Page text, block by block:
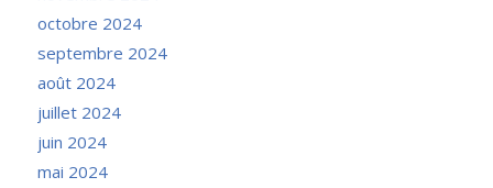
octobre 2024
septembre 2024
août 2024
juillet 2024
juin 2024
mai 2024